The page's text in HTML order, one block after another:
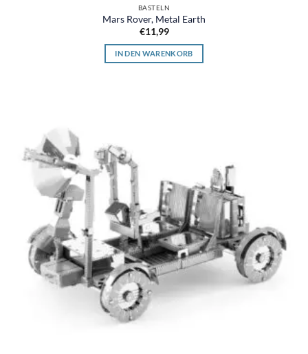
BASTELN
Mars Rover, Metal Earth
€11,99
IN DEN WARENKORB